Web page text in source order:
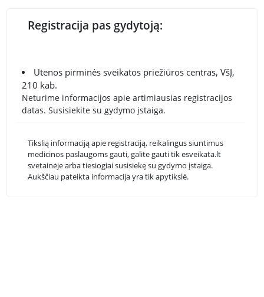
Registracija pas gydytoją:
Utenos pirminės sveikatos priežiūros centras, VšĮ,
210 kab.
Neturime informacijos apie artimiausias registracijos
datas. Susisiekite su gydymo įstaiga.
Tikslią informaciją apie registraciją, reikalingus siuntimus
medicinos paslaugoms gauti, galite gauti tik esveikata.lt
svetainėje arba tiesiogiai susisiekę su gydymo įstaiga.
Aukščiau pateikta informacija yra tik apytikslė.